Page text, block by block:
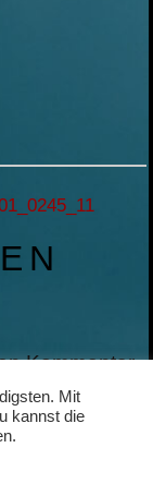
Kommentar
Mit
kannst die